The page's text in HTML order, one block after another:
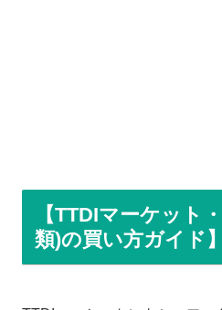
【TTDIマーケット
類)の買い方ガイド